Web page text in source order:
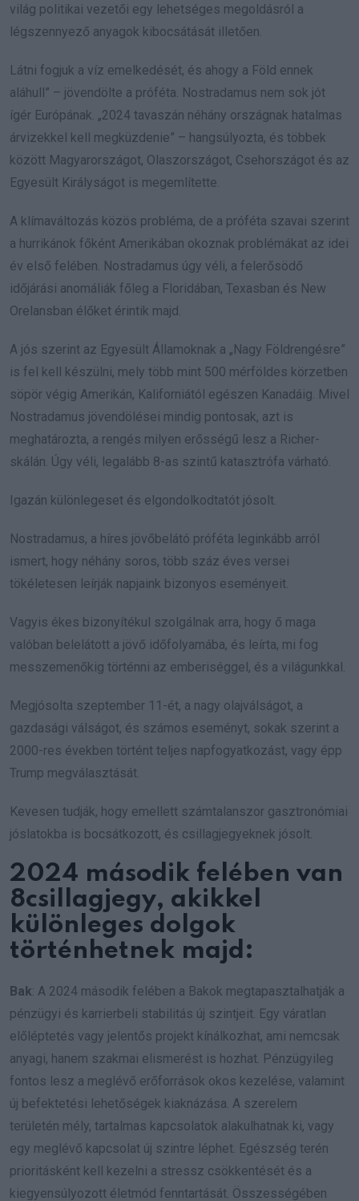
világ politikai vezetői egy lehetséges megoldásról a
légszennyező anyagok kibocsátását illetően.
Látni fogjuk a víz emelkedését, és ahogy a Föld ennek
aláhull” – jövendölte a próféta. Nostradamus nem sok jót
ígér Európának. „2024 tavaszán néhány országnak hatalmas
árvizekkel kell megküzdenie” – hangsúlyozta, és többek
között Magyarországot, Olaszországot, Csehországot és az
Egyesült Királyságot is megemlítette.
A klímaváltozás közös probléma, de a próféta szavai szerint
a hurrikánok főként Amerikában okoznak problémákat az idei
év első felében. Nostradamus úgy véli, a felerősödő
időjárási anomáliák főleg a Floridában, Texasban és New
Orelansban élőket érintik majd.
A jós szerint az Egyesült Államoknak a „Nagy Földrengésre”
is fel kell készülni, mely több mint 500 mérföldes körzetben
söpör végig Amerikán, Kaliforniától egészen Kanadáig. Mivel
Nostradamus jövendölései mindig pontosak, azt is
meghatározta, a rengés milyen erősségű lesz a Richer-
skálán. Úgy véli, legalább 8-as szintű katasztrófa várható.
Igazán különlegeset és elgondolkodtatót jósolt.
Nostradamus, a híres jövőbelátó próféta leginkább arról
ismert, hogy néhány soros, több száz éves versei
tökéletesen leírják napjaink bizonyos eseményeit.
Vagyis ékes bizonyítékul szolgálnak arra, hogy ő maga
valóban belelátott a jövő időfolyamába, és leírta, mi fog
messzemenőkig történni az emberiséggel, és a világunkkal.
Megjósolta szeptember 11-ét, a nagy olajválságot, a
gazdasági válságot, és számos eseményt, sokak szerint a
2000-res években történt teljes napfogyatkozást, vagy épp
Trump megválasztását.
Kevesen tudják, hogy emellett számtalanszor gasztronómiai
jóslatokba is bocsátkozott, és csillagjegyeknek jósolt.
2024 második felében van
8csillagjegy, akikkel
különleges dolgok
történhetnek majd:
Bak: A 2024 második felében a Bakok megtapasztalhatják a
pénzügyi és karrierbeli stabilitás új szintjeit. Egy váratlan
előléptetés vagy jelentős projekt kínálkozhat, ami nemcsak
anyagi, hanem szakmai elismerést is hozhat. Pénzügyileg
fontos lesz a meglévő erőforrások okos kezelése, valamint
új befektetési lehetőségek kiaknázása. A szerelem
területén mély, tartalmas kapcsolatok alakulhatnak ki, vagy
egy meglévő kapcsolat új szintre léphet. Egészség terén
prioritásként kell kezelni a stressz csökkentését és a
kiegyensúlyozott életmód fenntartását. Összességében